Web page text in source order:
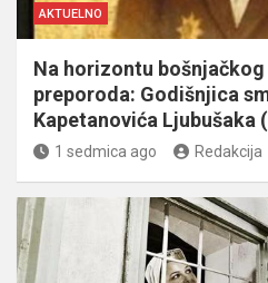
AKTUELNO
Na horizontu
preporoda: Godišnjica
Kapetanovića Ljubušaka
1 sedmica ago Redakcija